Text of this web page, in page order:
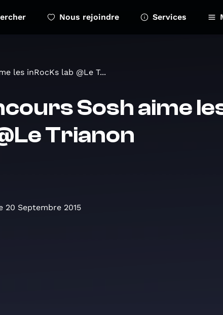
Nous rejoindre Services
les inRocKs lab @Le T...
Sosh aime
Trianon
20 Septembre 2015